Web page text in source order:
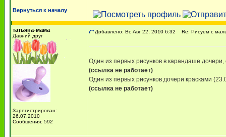
Вернуться к началу
татьяна-мама
Давний друг
Зарегистрирован:
26.07.2010
Сообщения: 592
Добавлено: Вс Авг 22, 2010 6:32 Re: Рисуем с
Один из первых рисунков в карандаше
(ссылка не работает)
Один из первых рисунков дочери красками
(ссылка не работает)